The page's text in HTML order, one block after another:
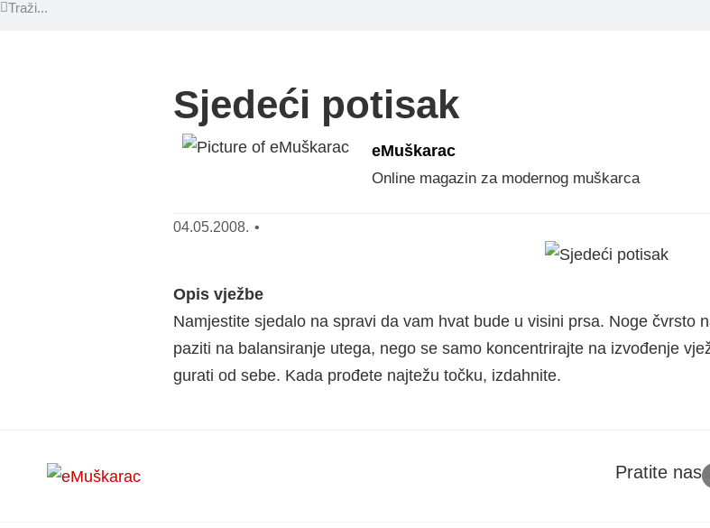
Sjedeći potisak
eMuškarac
Online magazin za modernog muškarca
04.05.2008. •
Opis vježbe
Namjestite sjedalo na spravi da vam hvat bude u visini prsa. Noge čvrsto
paziti na balansiranje utega, nego se samo koncentrirajte na izvođenje
gurati od sebe. Kada prođete najtežu točku, izdahnite.
Pratite nas